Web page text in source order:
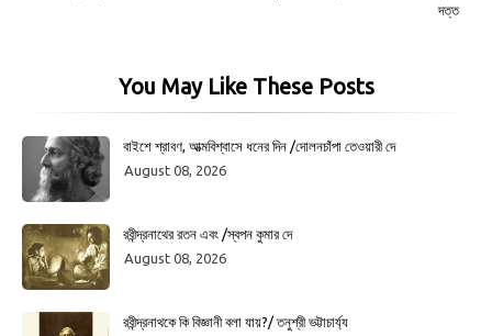
দত্ত
You May Like These Posts
বাইশে শ্রাবণ, আত্মবিশ্বাসে ধনের দিন /দোলনচাঁপা তেওয়ারী দে
August 08, 2026
রবীন্দ্রনাথের রতন এবং /স্বপন কুমার দে
August 08, 2026
রবীন্দ্রনাথকে কি বিজ্ঞানী বলা যায়?/ তনুশ্রী ভট্টাচার্য্য